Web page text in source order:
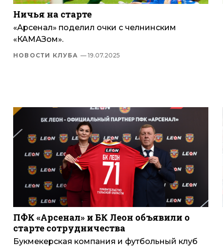
Ничья на старте
«Арсенал» поделил очки с челнинским
«КАМАЗом».
НОВОСТИ КЛУБА — 19.07.2025
ПФК «Арсенал» и БК Леон объявили о
старте сотрудничества
Букмекерская компания и футбольный клуб